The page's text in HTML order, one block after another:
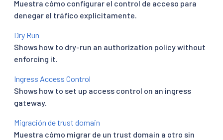
Muestra cómo configurar el control de acceso para
denegar el tráfico explícitamente.
Dry Run
Shows how to dry-run an authorization policy without
enforcing it.
Ingress Access Control
Shows how to set up access control on an ingress
gateway.
Migración de trust domain
Muestra cómo migrar de un trust domain a otro sin